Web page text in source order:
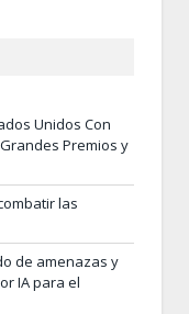
Unidos Con
Premios y
las
de amenazas y
IA para el